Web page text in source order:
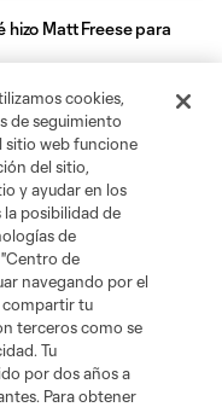
hizo Matt Freese para
su viaje de
cookies,
de seguimiento
sitio web funcione
del sitio,
y ayudar en los
la posibilidad de
de
de
navegando por el
compartir tu
terceros como se
Tu
por dos años a
Para obtener